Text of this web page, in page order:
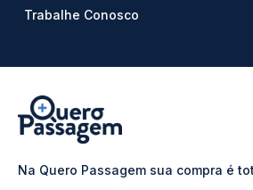
Trabalhe Conosco
Na Quero Passagem sua compra é